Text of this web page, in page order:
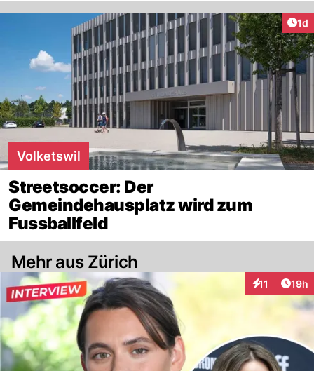
1d
Volketswil
Streetsoccer: Der
Gemeindehausplatz wird zum
Fussballfeld
Mehr aus Zürich
11
Interaktionen
19h